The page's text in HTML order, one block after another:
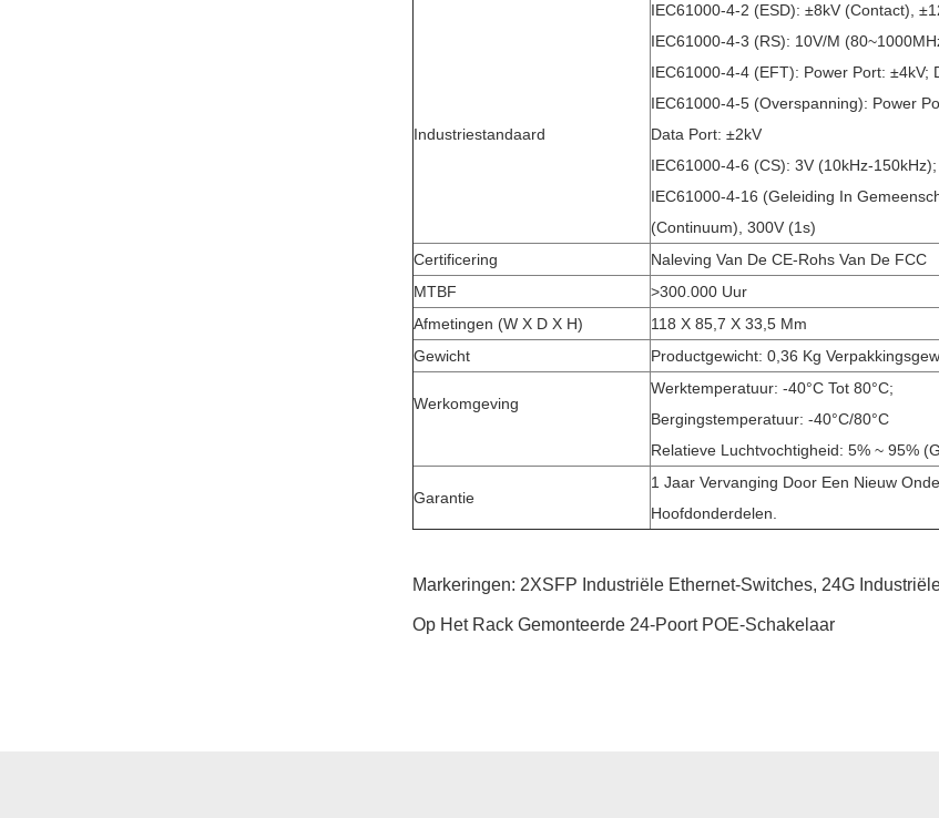
Industriestandaard
IEC61000-4-2 (ESD): ±8kV (contact),
IEC61000-4-3 (RS): 10V/m
IEC61000-4-4 (EFT): Power Port: ±4kV;
IEC61000-4-5 (overspanning): Power
Data Port: ±2kV
IEC61000-4-6 (CS): 3V (10kHz-
IEC61000-4-16 (geleiding In
(continuum), 300V (1s)
Certificering
Naleving Van De CE-Rohs Van De FCC
MTBF
>300.000 Uur
Afmetingen (W X D X H)
118 X 85,7 X 33,5 Mm
Gewicht
Productgewicht: 0,36 Kg
Werkomgeving
Werktemperatuur: -40°C Tot 80°C;
Bergingstemperatuur: -40°C/80°C
Relatieve Luchtvochtigheid: 5% ~ 95%
Garantie
1 Jaar Vervanging Door Een Nieuw
Hoofdonderdelen.
Markeringen: 2XSFP Industriële Ethernet-Switches, 24G
Op Het Rack Gemonteerde 24-Poort POE-Schakelaar